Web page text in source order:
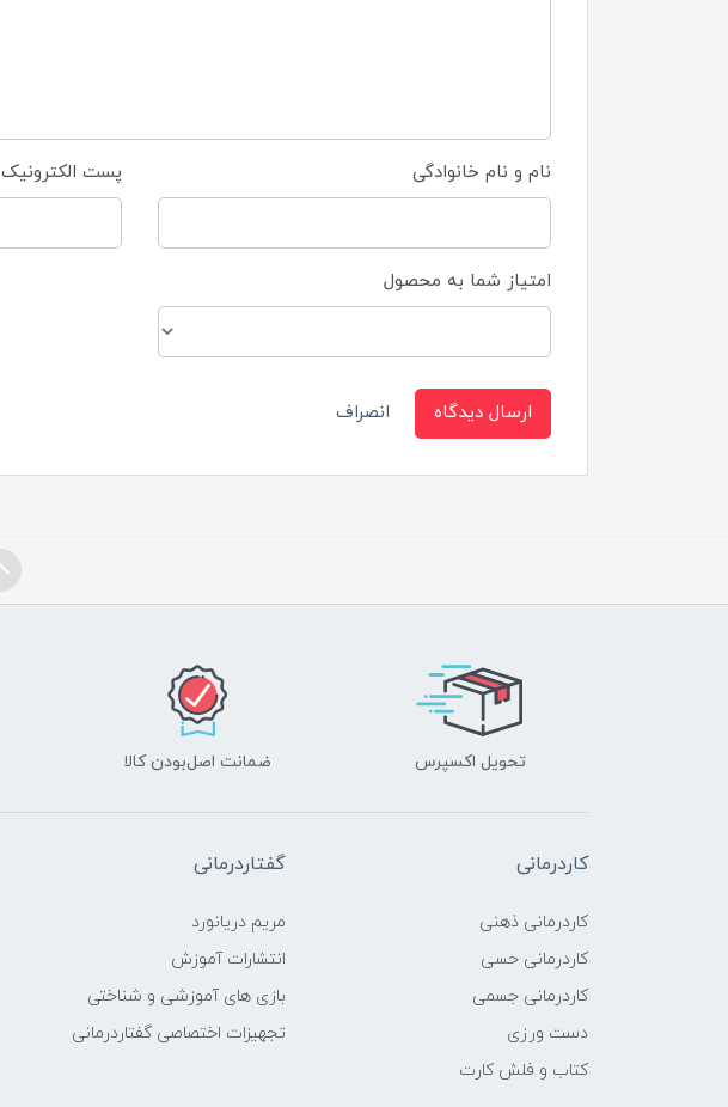
نام و نام خانوادگی پست الکترونیک
امتیاز شما به محصول
ارسال دیدگاه انصراف
تحویل اکسپرس ضمانت اصل‌بودن کالا
کاردرمانی
کاردرمانی ذهنی
کاردرمانی حسی
کاردرمانی جسمی
دست ورزی
کتاب و فلش کارت
گفتاردرمانی
مریم دریانورد
انتشارات آموزش
بازی های آموزشی و شناختی
تجهیزات اختصاصی گفتاردرمانی